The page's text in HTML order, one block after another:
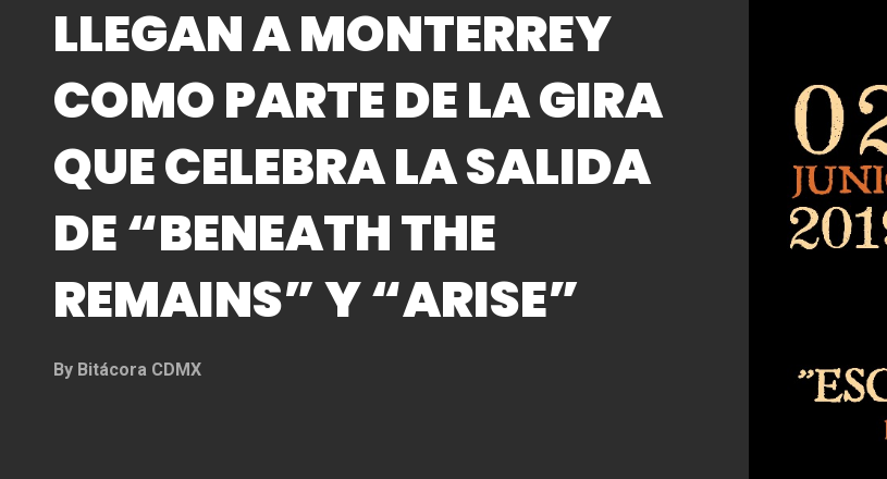
LLEGAN A MONTERREY
COMO PARTE DE LA GIRA
QUE CELEBRA LA SALIDA
DE “BENEATH THE
REMAINS” Y “ARISE”
By Bitácora CDMX